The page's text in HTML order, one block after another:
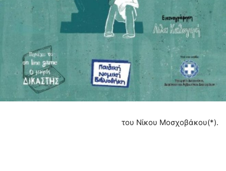
του Νίκου Μοσχοβάκου(*).